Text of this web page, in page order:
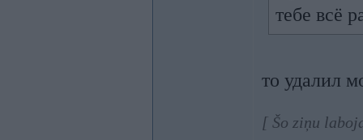
тебе всё
то удалил
[ Šo ziņu